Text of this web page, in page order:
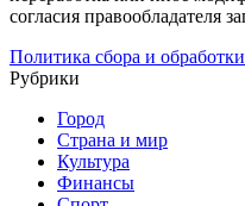
согласия правообладателя
Политика сбора и
Рубрики
Город
Страна и мир
Культура
Финансы